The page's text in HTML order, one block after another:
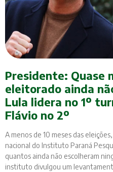
Presidente: Quase
eleitorado ainda
Lula lidera no 1º
Flávio no 2º
A menos de 10 meses das
nacional do Instituto Paraná
quantos ainda não escolheram
instituto divulgou um